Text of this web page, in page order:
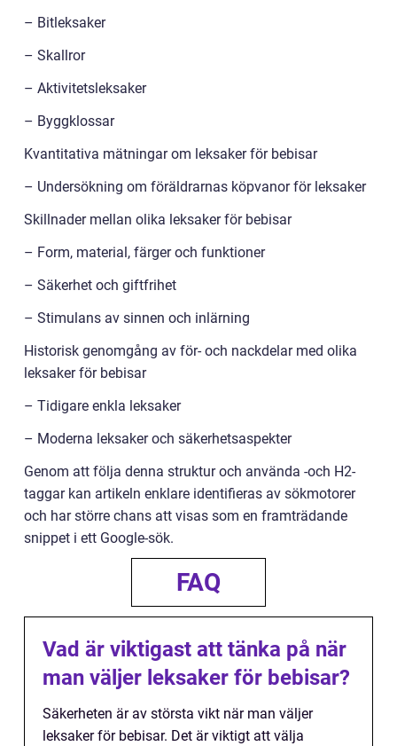
– Bitleksaker
– Skallror
– Aktivitetsleksaker
– Byggklossar
Kvantitativa mätningar om leksaker för bebisar
– Undersökning om föräldrarnas köpvanor för leksaker
Skillnader mellan olika leksaker för bebisar
– Form, material, färger och funktioner
– Säkerhet och giftfrihet
– Stimulans av sinnen och inlärning
Historisk genomgång av för- och nackdelar med olika
leksaker för bebisar
– Tidigare enkla leksaker
– Moderna leksaker och säkerhetsaspekter
Genom att följa denna struktur och använda -och H2-
taggar kan artikeln enklare identifieras av sökmotorer
och har större chans att visas som en framträdande
snippet i ett Google-sök.
FAQ
Vad är viktigast att tänka på när
man väljer leksaker för bebisar?
Säkerheten är av största vikt när man väljer
leksaker för bebisar. Det är viktigt att välja